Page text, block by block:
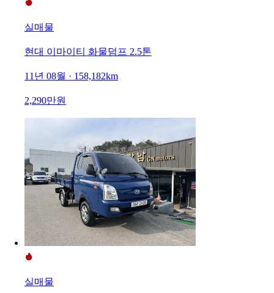
실매물
현대 이마이티 화물덤프 2.5톤
11년 08월 · 158,182km
2,290만원
실매물